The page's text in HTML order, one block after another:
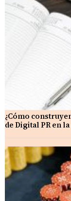
¿Cómo
de Digital PR en